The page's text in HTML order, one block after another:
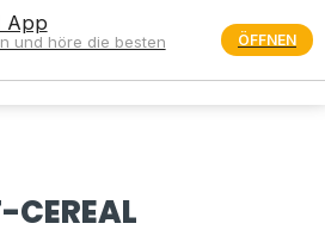
menu
CEREAL
App
und höre die besten
ÖFFNEN